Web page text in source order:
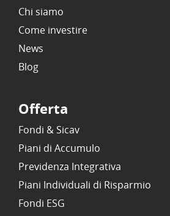
Chi siamo
Come investire
News
Blog
Offerta
Fondi & Sicav
Piani di Accumulo
Previdenza Integrativa
Piani Individuali di Risparmio
Fondi ESG